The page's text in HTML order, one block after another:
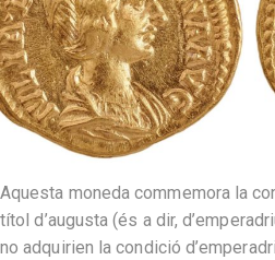
Aquesta moneda commemora la
títol d’augusta (és a dir,
no adquirien la condició